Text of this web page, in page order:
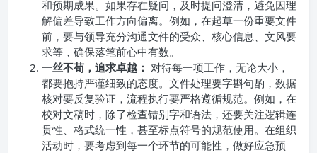
和预期成果。如果存在疑问，及时提问澄清，避免因理
解偏差导致工作方向偏离。例如，在起草一份重要文件
前，要与领导充分沟通文件的受众、核心信息、文风要
求等，确保落笔前心中有数。
一丝不苟，追求卓越： 对待每一项工作，无论大小，
都要抱持严谨细致的态度。文件处理要字斟句酌，数据
核对要反复验证，流程执行要严格遵循规范。例如，在
校对文稿时，除了检查错别字和语法，还要关注逻辑连
贯性、格式统一性，甚至标点符号的规范使用。在组织
活动时，要考虑到每一个环节的可能性，做好应急预